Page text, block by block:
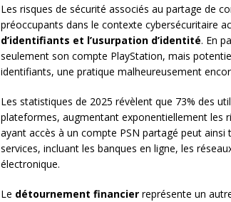
Les risques de sécurité associés au partage de
préoccupants dans le contexte cybersécuritaire
d’identifiants et l’usurpation d’identité. En
seulement son compte PlayStation, mais
identifiants, une pratique malheureusement
Les statistiques de 2025 révèlent que 73% des
plateformes, augmentant exponentiellement les
ayant accès à un compte PSN partagé peut ainsi
services, incluant les banques en ligne, les
électronique.
Le détournement financier représente un